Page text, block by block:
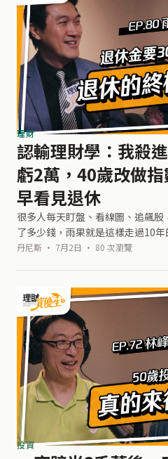
理財
認輸理財學：我殺
虧2萬，40歲改做
早看見退休
很多人每天盯盤、看線圖、追飆
了多少錢，雨果就是這樣走過10
進股市，隔年就碰上金融海嘯，殺
丹尼斯 · 7月2日 · 80 次瀏覽
投資